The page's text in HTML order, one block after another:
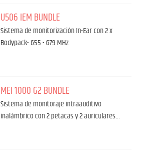
U506 IEM BUNDLE
Sistema de monitorización In-Ear con 2 x
Bodypack- 655 - 679 MHz
MEI 1000 G2 BUNDLE
Sistema de monitoraje intraauditivo
inalámbrico con 2 petacas y 2 auriculares…